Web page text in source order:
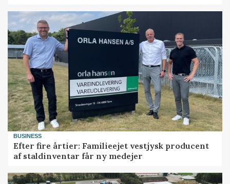
BUSINESS
Efter fire årtier: Familieejet vestjysk producent
af staldinventar får ny medejer